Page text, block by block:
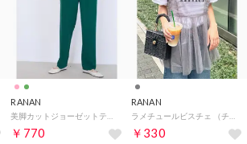
RANAN
￥770
RANAN
￥330